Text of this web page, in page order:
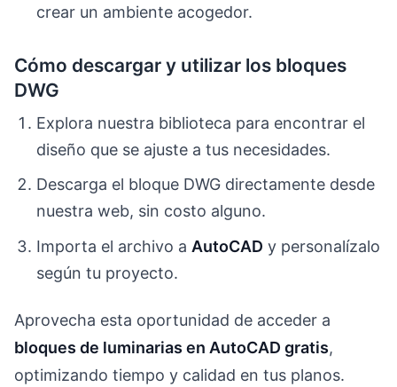
crear un ambiente acogedor.
Cómo descargar y utilizar los bloques
DWG
Explora nuestra biblioteca para encontrar el
diseño que se ajuste a tus necesidades.
Descarga el bloque DWG directamente desde
nuestra web, sin costo alguno.
Importa el archivo aAutoCAD y personalízalo
según tu proyecto.
Aprovecha esta oportunidad de acceder a
bloques de luminarias en AutoCAD gratis,
optimizando tiempo y calidad en tus planos.